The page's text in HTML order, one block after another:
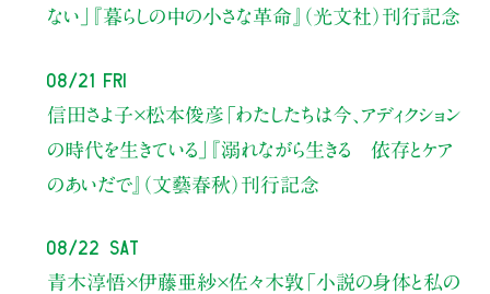
ない」
『暮らしの中の小さな革命』（光文社）刊行記念
08/21 Fri
信田さよ子×松本俊彦 「わたしたちは今、アディクション
の時代を生きている」
『溺れながら生きる 依存とケア
のあいだで』（文藝春秋）刊行記念
08/22 Sat
青木淳悟×伊藤亜紗×佐々木敦 「小説の身体と私の